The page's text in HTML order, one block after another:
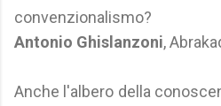
convenzionalismo?
Antonio Ghislanzoni,
Anche l'albero della